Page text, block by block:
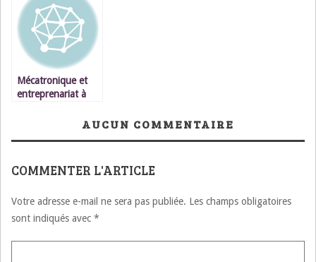
المواطنين إلى
الإمعان في إهانتهم
Mécatronique et
entreprenariat à
AUCUN COMMENTAIRE
COMMENTER L'ARTICLE
Votre adresse e-mail ne sera pas publiée. Les champs obligatoires
sont indiqués avec *